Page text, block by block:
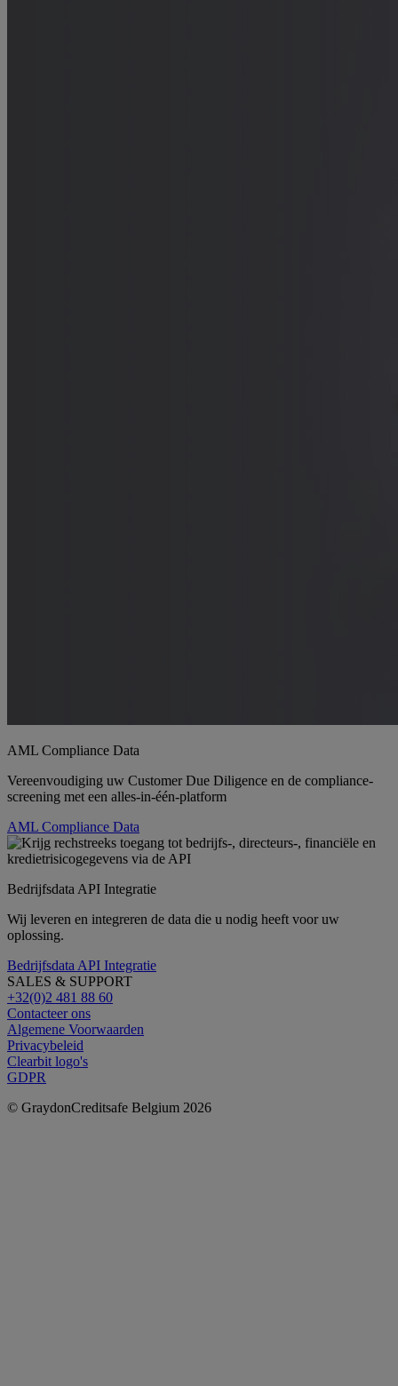
AML Compliance Data
Vereenvoudiging uw Customer Due Diligence en de compliance-
screening met een alles-in-één-platform
AML Compliance Data
Bedrijfsdata API Integratie
Wij leveren en integreren de data die u nodig heeft voor uw
oplossing.
Bedrijfsdata API Integratie
SALES & SUPPORT
+32(0)2 481 88 60
Contacteer ons
Algemene Voorwaarden
Privacybeleid
Clearbit logo's
GDPR
© GraydonCreditsafe Belgium 2026